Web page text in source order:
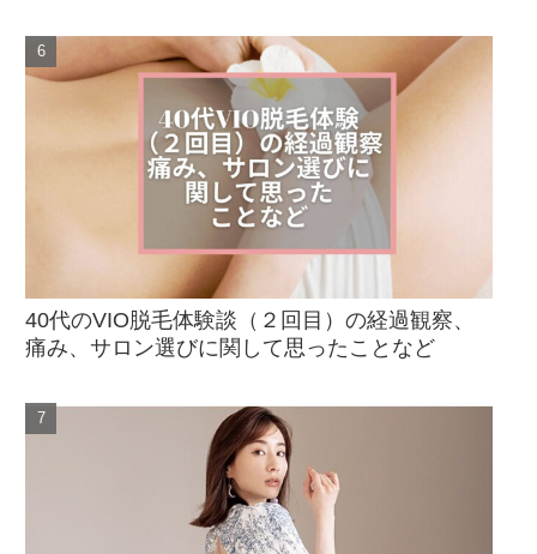
40代のVIO脱毛体験談（２回目）の経過観察、
痛み、サロン選びに関して思ったことなど